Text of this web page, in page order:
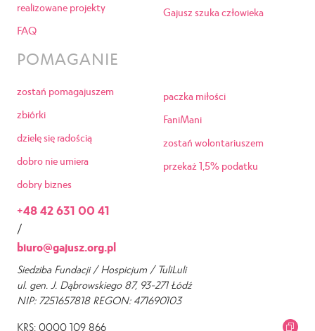
realizowane projekty
FAQ
Gajusz szuka człowieka
POMAGANIE
zostań pomagajuszem
zbiórki
dzielę się radością
dobro nie umiera
dobry biznes
paczka miłości
FaniMani
zostań wolontariuszem
przekaż 1,5% podatku
+48 42 631 00 41
/
biuro@gajusz.org.pl
Siedziba Fundacji / Hospicjum / TuliLuli
ul. gen. J. Dąbrowskiego 87, 93-271 Łódź
NIP: 7251657818 REGON: 471690103
KRS: 0000 109 866